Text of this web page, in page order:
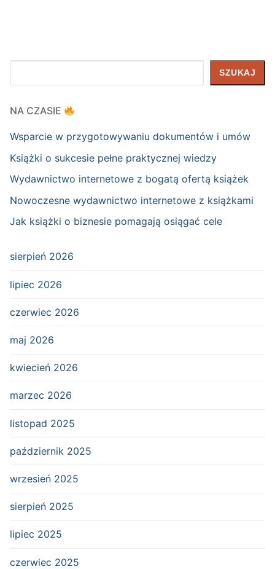
SZUKAJ
NA CZASIE
Wsparcie w przygotowywaniu dokumentów i umów
Książki o sukcesie pełne praktycznej wiedzy
Wydawnictwo internetowe z bogatą ofertą książek
Nowoczesne wydawnictwo internetowe z książkami
Jak książki o biznesie pomagają osiągać cele
sierpień 2026
lipiec 2026
czerwiec 2026
maj 2026
kwiecień 2026
marzec 2026
listopad 2025
październik 2025
wrzesień 2025
sierpień 2025
lipiec 2025
czerwiec 2025